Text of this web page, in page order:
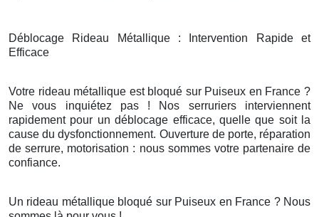
Déblocage Rideau Métallique : Intervention Rapide et
Efficace
Votre rideau métallique est bloqué sur Puiseux en France ?
Ne vous inquiétez pas ! Nos serruriers interviennent
rapidement pour un déblocage efficace, quelle que soit la
cause du dysfonctionnement. Ouverture de porte, réparation
de serrure, motorisation : nous sommes votre partenaire de
confiance.
Un rideau métallique bloqué sur Puiseux en France ? Nous